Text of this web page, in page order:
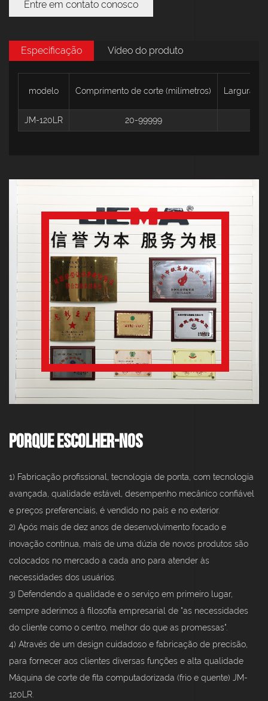
Entre em contato conosco
Especificação Vídeo do produto
modelo Comprimento de corte (milímetros) Largura
JM-120LR 20-99999
Porque escolher-nos
1) Fabricação profissional, tecnologia de ponta, com tecnologia
avançada, qualidade estável, desempenho mecânico confiável
e preços preferenciais, é vendido no país e no exterior.
2) Após mais de dez anos de desenvolvimento focado e
inovação contínua, mais de uma dúzia de novos produtos são
colocados no mercado a cada ano para atender às
necessidades dos usuários.
3) Defendendo a qualidade e o serviço em primeiro lugar,
sempre aderimos à filosofia empresarial de "as necessidades
do cliente como o centro, melhor do que as promessas".
4) Através de um design cuidadoso e fabricação de precisão,
para fornecer aos clientes diversas funções e alta qualidade
Máquina de corte de fita computadorizada (frio e quente) JM-
120LR.